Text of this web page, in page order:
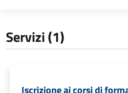
Servizi (1)
Iscrizione ai corsi di